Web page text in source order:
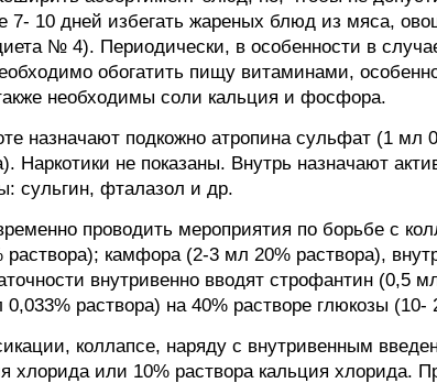
7- 10 дней избегать жареных блюд из мяса,
№ 4). Периодически, в особенности в
обогатить пищу витаминами,
необходимы соли кальция и фосфора.
назначают подкожно атропина сульфат (1
Наркотики не показаны. Внутрь назначают
сульгин, фталазол и др.
проводить мероприятия по борьбе с
раствора); камфора (2-3 мл 20% раствора),
внутривенно вводят строфантин (0,5
раствора) на 40% растворе глюкозы
коллапсе, наряду с внутривенным
хлорида или 10% раствора кальция хлорида.